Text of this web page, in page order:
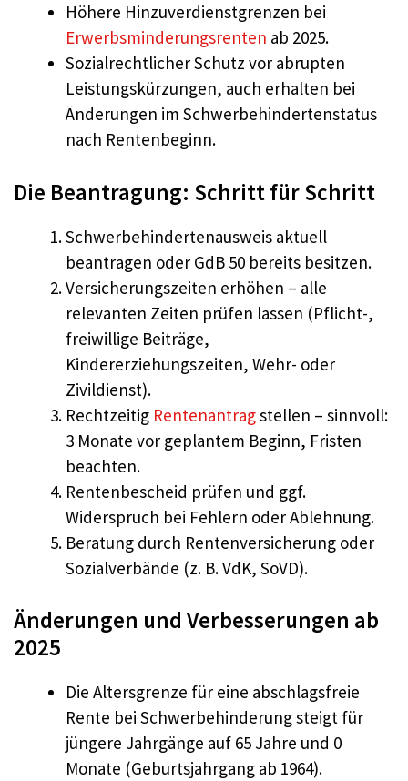
Höhere Hinzuverdienstgrenzen bei
Erwerbsminderungsrenten ab 2025.
Sozialrechtlicher Schutz vor abrupten
Leistungskürzungen, auch erhalten bei
Änderungen im Schwerbehindertenstatus
nach Rentenbeginn.
Die Beantragung: Schritt für Schritt
Schwerbehindertenausweis aktuell
beantragen oder GdB 50 bereits besitzen.
Versicherungszeiten erhöhen – alle
relevanten Zeiten prüfen lassen (Pflicht-,
freiwillige Beiträge,
Kindererziehungszeiten, Wehr- oder
Zivildienst).
Rechtzeitig Rentenantragstellen – sinnvoll:
3 Monate vor geplantem Beginn, Fristen
beachten.
Rentenbescheid prüfen und ggf.
Widerspruch bei Fehlern oder Ablehnung.
Beratung durch Rentenversicherung oder
Sozialverbände (z. B. VdK, SoVD).
Änderungen und Verbesserungen ab
2025
Die Altersgrenze für eine abschlagsfreie
Rente bei Schwerbehinderung steigt für
jüngere Jahrgänge auf 65 Jahre und 0
Monate (Geburtsjahrgang ab 1964).